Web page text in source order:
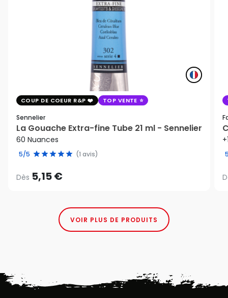
COUP DE COEUR R&P TOP VENTE
Sennelier
La Gouache Extra-fine Tube 21 ml - Sennelier
60 Nuances
5/5 (1 avis)
Dès 5,15 €
VOIR PLUS DE PRODUITS